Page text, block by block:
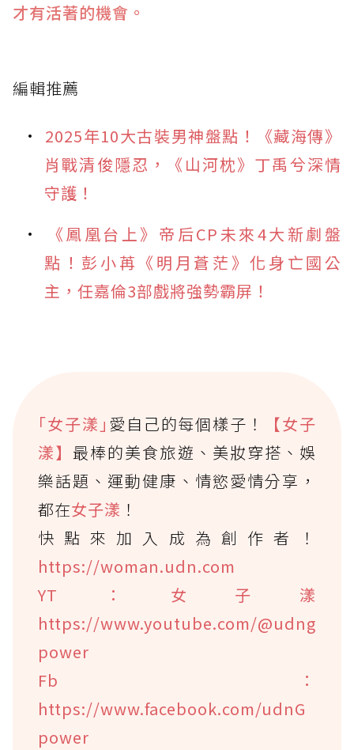
才有活著的機會。
編輯推薦
2025年10大古裝男神盤點！《藏海傳》
肖戰清俊隱忍，《山河枕》丁禹兮深情
守護！
《鳳凰台上》帝后CP未來4大新劇盤
點！彭小苒《明月蒼茫》化身亡國公
主，任嘉倫3部戲將強勢霸屏！
｢女子漾｣ 愛自己的每個樣子！
【女子
漾】最棒的美食旅遊、美妝穿搭、娛
樂話題、運動健康、情慾愛情分享，
都在女子漾 ！
快點來加入成為創作者！
https://woman.udn.com
YT：女子漾
https://www.youtube.com/@udng
power
Fb：
https://www.facebook.com/udnG
power